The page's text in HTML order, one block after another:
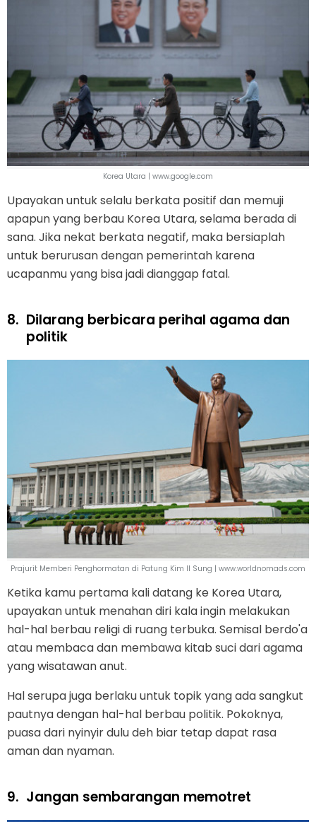
Korea Utara | www.google.com
Upayakan untuk selalu berkata positif dan memuji
apapun yang berbau Korea Utara, selama berada di
sana. Jika nekat berkata negatif, maka bersiaplah
untuk berurusan dengan pemerintah karena
ucapanmu yang bisa jadi dianggap fatal.
8. Dilarang berbicara perihal agama dan
politik
Prajurit Memberi Penghormatan di Patung Kim Il Sung | www.worldnomads.com
Ketika kamu pertama kali datang ke Korea Utara,
upayakan untuk menahan diri kala ingin melakukan
hal-hal berbau religi di ruang terbuka. Semisal berdo'a
atau membaca dan membawa kitab suci dari agama
yang wisatawan anut.
Hal serupa juga berlaku untuk topik yang ada sangkut
pautnya dengan hal-hal berbau politik. Pokoknya,
puasa dari nyinyir dulu deh biar tetap dapat rasa
aman dan nyaman.
9. Jangan sembarangan memotret